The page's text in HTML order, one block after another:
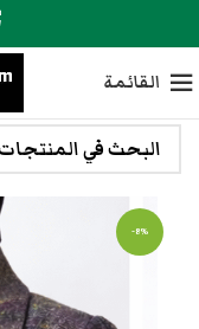
القائمة
-8%